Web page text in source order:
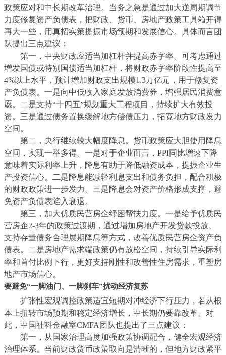
政策应对和中长期改革治理。当务之急是通过加大逆周期调节
力度修复资产负债表，把财政、货币、房地产政策工具箱开得
再大一些，用真招实策提振市场预期和发展信心。具体而言团
队提出三点建议：
第一，中央财政应适当加杠杆并提高赤字率。 可考虑通过
增发国债或特别国债适当加杠杆，将财政赤字率阶段性提高至
4%以上水平，预计增加财政支出规模1.3万亿元，用于修复资
产负债表。 一是向中低收入家庭发放消费券，增强居民消费意
愿。二是支持“十四五”规划重大工程项目，持续扩大有效投
资。三是通过债务置换缓解地方偿债压力，拓宽地方财政发力
空间。
第二，央行继续较大幅度降息。 货币政策应大胆使用降息
空间，实现一举多得。一是对于企业而言，PPI同比增速下降
意味着实际利率上升，降息有助于降低融资成本，提振企业生
产投资信心。二是降息能减轻利息支出和债务负担，配合积极
的财政政策进一步发力。三是降息会对资产价格形成支撑，避
免资产负债表陷入衰退。
第三，加大优质民营房企纾困帮扶力度。 一是给予优质民
营房企2-3年的政策过渡期，通过增加房地产开发贷款投放、
支持存量债务合理展期降息等方式，改善优质民营房企资产负
债表。二是房地产需求端政策仍有放松空间，持续引导实际利
率和首付比例下行，更好支持刚性和改善性住房需求，重塑房
地产市场信心。
要避免“一脚油门、一脚刹车”扰动经济复苏
扩张性宏观调控政策适宜短期对冲经济下行压力，若从根
本上扭转市场预期和稳定经济增长，中长期仍要靠改革。对
此，中国社科金融室CMFA团队也提出了三点建议：
第一，从国家治理高度加强政策协调配合，健全宏观经济
治理体系。当前财政货币政策取向是清晰的，但地方财政紧平